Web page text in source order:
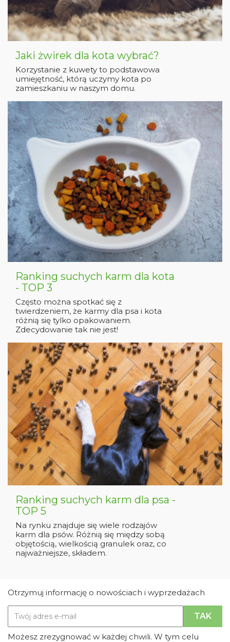
Jaki żwirek dla kota wybrać?
Korzystanie z kuwety to podstawowa
umiejętność, którą uczymy kota po
zamieszkaniu w naszym domu.
Ranking suchych karm dla kota
- TOP 3
Często można spotkać się z
twierdzeniem, że karmy dla psa i kota
różnią się tylko opakowaniem.
Zdecydowanie tak nie jest!
Ranking suchych karm dla psa -
TOP 5
Na rynku znajduje się wiele rodzajów
karm dla psów. Różnią się między sobą
objętością, wielkością granulek oraz, co
najważniejsze, składem.
Otrzymuj informację o nowościach i wyprzedażach
Możesz zrezygnować w każdej chwili. W tym celu